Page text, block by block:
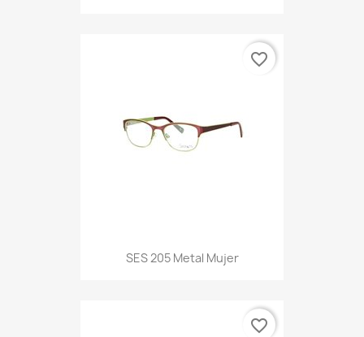
SES 205 Metal Mujer
favorite_border
favorite_border